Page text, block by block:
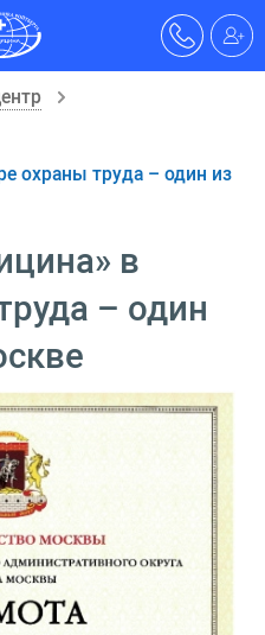
охраны труда – один из
в
– один